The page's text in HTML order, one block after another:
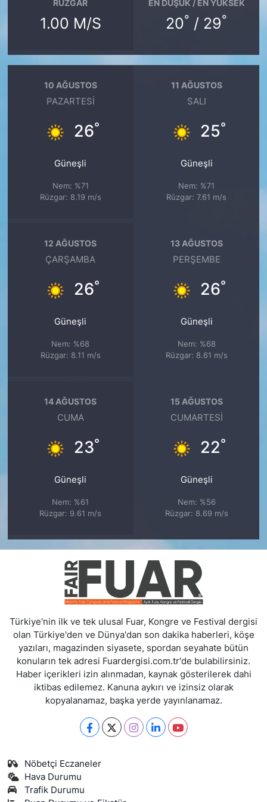
RÜZGAR
1.00 M/S
EN DÜŞÜK / EN YÜKSEK
20° / 29°
10 AĞUSTOS
PAZARTESI
26°
Güneşli
Nem: %71
Rüzgar: 8.19 m/s
11 AĞUSTOS
SALI
25°
Güneşli
Nem: %71
Rüzgar: 7.61 m/s
12 AĞUSTOS
ÇARŞAMBA
26°
Güneşli
Nem: %68
Rüzgar: 8.11 m/s
13 AĞUSTOS
PERŞEMBE
26°
Güneşli
Nem: %68
Rüzgar: 8.61 m/s
14 AĞUSTOS
CUMA
23°
Güneşli
Nem: %61
Rüzgar: 9.61 m/s
15 AĞUSTOS
CUMARTESI
22°
Güneşli
Nem: %56
Rüzgar: 8.69 m/s
Türkiye'nin ilk ve tek ulusal Fuar, Kongre ve Festival dergisi
olan Türkiye'den ve Dünya'dan son dakika haberleri, köşe
yazıları, magazinden siyasete, spordan seyahate bütün
konuların tek adresi Fuardergisi.com.tr'de bulabilirsiniz.
Haber içerikleri izin alınmadan, kaynak gösterilerek dahi
iktibas edilemez. Kanuna aykırı ve izinsiz olarak
kopyalanamaz, başka yerde yayınlanamaz.
Nöbetçi Eczaneler
Hava Durumu
Trafik Durumu